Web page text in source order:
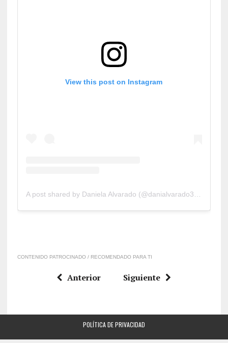
View this post on Instagram
CONTENIDO PATROCINADO / RECOMENDADO PARA TI
Anterior Siguiente
POLÍTICA DE PRIVACIDAD